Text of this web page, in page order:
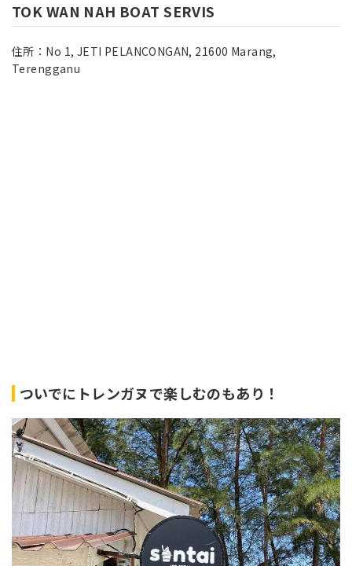
TOK WAN NAH BOAT SERVIS
住所：No 1, JETI PELANCONGAN, 21600 Marang,
Terengganu
ついでにトレンガヌで楽しむのもあり！